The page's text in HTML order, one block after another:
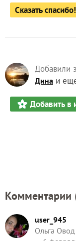
Сказать спасибо!
Добавили
Дина и
Добавить в
Комментарии
user_945
Ольга Овод